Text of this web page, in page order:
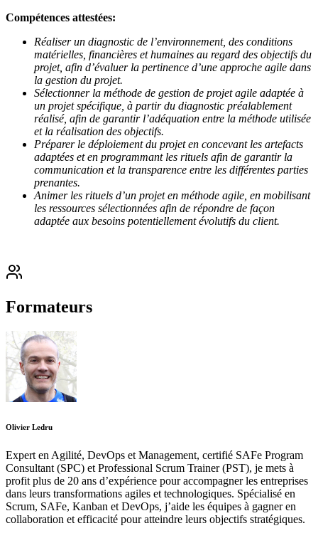
Compétences attestées:
Réaliser un diagnostic de l’environnement, des conditions
matérielles, financières et humaines au regard des objectifs du
projet, afin d’évaluer la pertinence d’une approche agile dans
la gestion du projet.
Sélectionner la méthode de gestion de projet agile adaptée à
un projet spécifique, à partir du diagnostic préalablement
réalisé, afin de garantir l’adéquation entre la méthode utilisée
et la réalisation des objectifs.
Préparer le déploiement du projet en concevant les artefacts
adaptées et en programmant les rituels afin de garantir la
communication et la transparence entre les différentes parties
prenantes.
Animer les rituels d’un projet en méthode agile, en mobilisant
les ressources sélectionnées afin de répondre de façon
adaptée aux besoins potentiellement évolutifs du client.
Formateurs
Olivier Ledru
Expert en Agilité, DevOps et Management, certifié SAFe Program
Consultant (SPC) et Professional Scrum Trainer (PST), je mets à
profit plus de 20 ans d’expérience pour accompagner les entreprises
dans leurs transformations agiles et technologiques. Spécialisé en
Scrum, SAFe, Kanban et DevOps, j’aide les équipes à gagner en
collaboration et efficacité pour atteindre leurs objectifs stratégiques.